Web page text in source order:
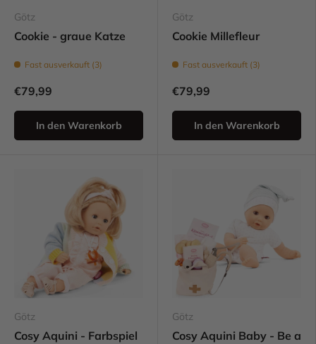
Götz
Cookie - graue Katze
Fast ausverkauft (3)
€79,99
In den Warenkorb
Götz
Cookie Millefleur
Fast ausverkauft (3)
€79,99
In den Warenkorb
Götz
Cosy Aquini - Farbspiel
Götz
Cosy Aquini Baby - Be a